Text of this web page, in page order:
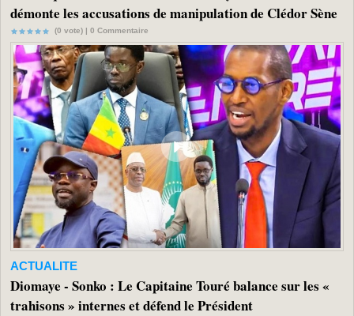
démonte les accusations de manipulation de Clédor Sène
(0 vote) | 0 Commentaire
ACTUALITE
Diomaye - Sonko : Le Capitaine Touré balance sur les «
trahisons » internes et défend le Président